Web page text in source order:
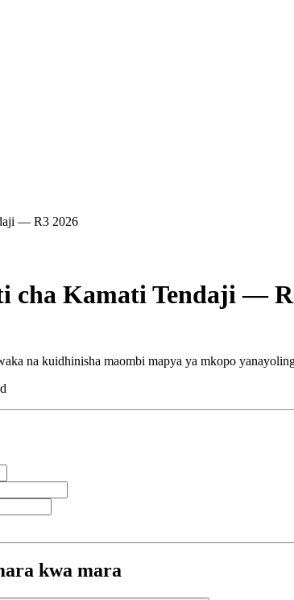
— R3 2026
cha Kamati Tendaji —
na kuidhinisha maombi mapya ya mkopo
kwa mara